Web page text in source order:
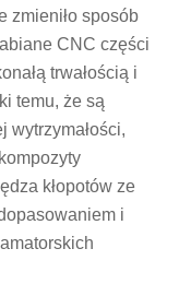
zmieniło sposób
CNC części
trwałością i
temu, że są
wytrzymałości,
kłopotów ze
i